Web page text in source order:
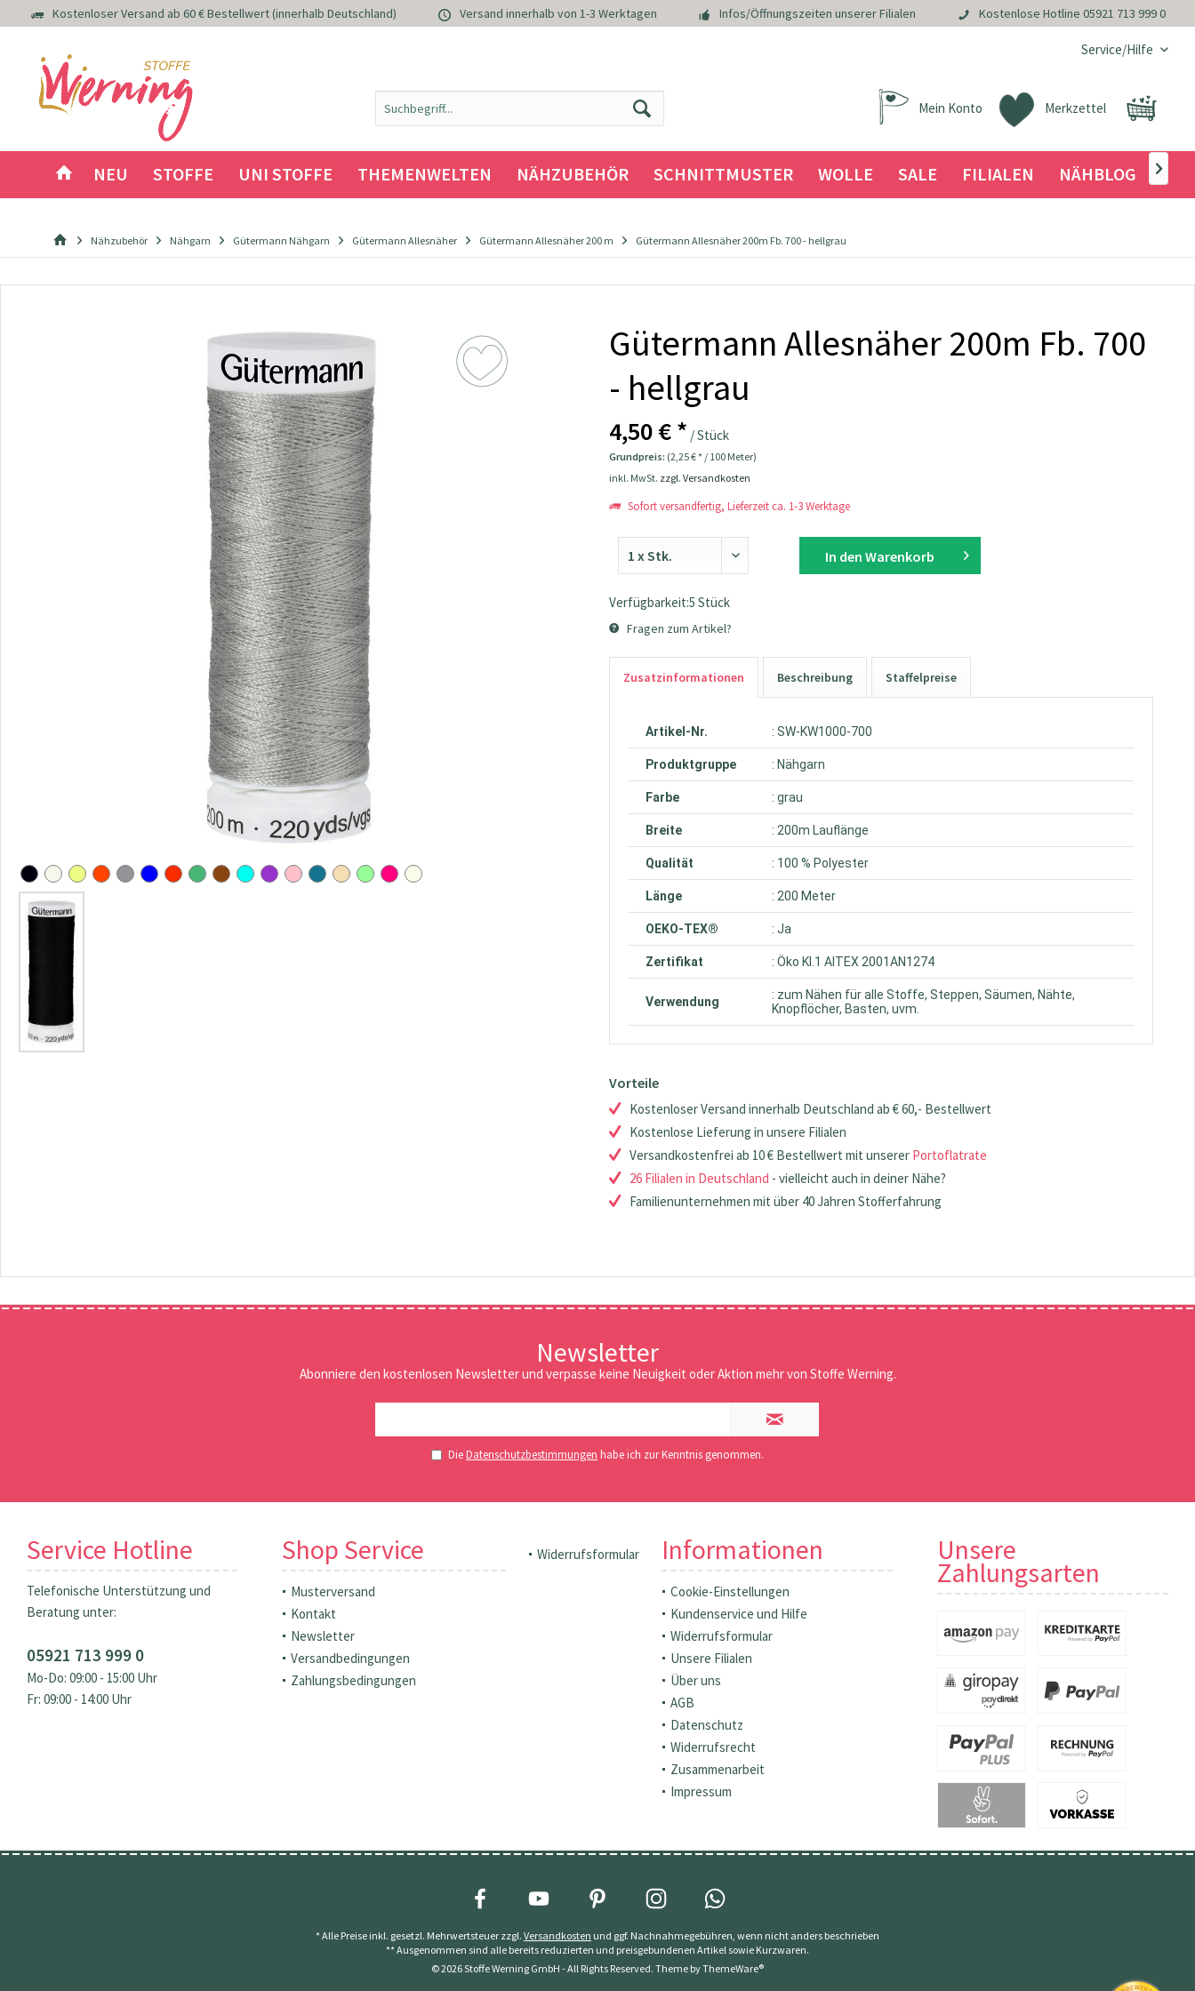
Kostenloser Versand ab 60 € Bestellwert (innerhalb Deutschland) Versand innerhalb von 1-3 Werktagen Infos/Öffnungszeiten unserer Filialen Kostenlose Hotline 05921 713 999 0
Service/Hilfe
Merkzettel
Mein Konto
NEU STOFFE UNI STOFFE THEMENWELTEN NÄHZUBEHÖR SCHNITTMUSTER WOLLE SALE FILIALEN NÄHBLOG 
Nähzubehör Nähgarn Gütermann Nähgarn Gütermann Allesnäher Gütermann Allesnäher 200 m Gütermann Allesnäher 200m Fb. 700 - hellgrau
Gütermann Allesnäher 200m Fb. 700
- hellgrau
4,50 € * / Stück
Grundpreis: (2,25 € * / 100 Meter)
inkl. MwSt. zzgl. Versandkosten
Sofort versandfertig, Lieferzeit ca. 1-3 Werktage
In den Warenkorb
Verfügbarkeit:5 Stück
Fragen zum Artikel?
Zusatzinformationen Beschreibung Staffelpreise
Artikel-Nr. : SW-KW1000-700
Produktgruppe : Nähgarn
Farbe : grau
Breite : 200m Lauflänge
Qualität : 100 % Polyester
Länge : 200 Meter
OEKO-TEX® : Ja
Zertifikat : Öko Kl.1 AITEX 2001AN1274
Verwendung
: zum Nähen für alle Stoffe, Steppen, Säumen, Nähte,
Knopflöcher, Basten, uvm.
Vorteile
Kostenloser Versand innerhalb Deutschland ab € 60,- Bestellwert
Kostenlose Lieferung in unsere Filialen
Versandkostenfrei ab 10 € Bestellwert mit unserer Portoflatrate
26 Filialen in Deutschland - vielleicht auch in deiner Nähe?
Familienunternehmen mit über 40 Jahren Stofferfahrung
Newsletter
Abonniere den kostenlosen Newsletter und verpasse keine Neuigkeit oder Aktion mehr von Stoffe Werning.
DieDatenschutzbestimmungen habe ich zur Kenntnis genommen.
Service Hotline
Telefonische Unterstützung und
Beratung unter:
05921 713 999 0
Mo-Do: 09:00 - 15:00 Uhr
Fr: 09:00 - 14:00 Uhr
Shop Service
Musterversand
Kontakt
Newsletter
Versandbedingungen
Zahlungsbedingungen
Widerrufsformular Informationen
Cookie-Einstellungen
Kundenservice und Hilfe
Widerrufsformular
Unsere Filialen
Über uns
AGB
Datenschutz
Widerrufsrecht
Zusammenarbeit
Impressum
Unsere
Zahlungsarten
* Alle Preise inkl. gesetzl. Mehrwertsteuer zzgl. Versandkosten und ggf. Nachnahmegebühren, wenn nicht anders beschrieben
** Ausgenommen sind alle bereits reduzierten und preisgebundenen Artikel sowie Kurzwaren.
© 2026 Stoffe Werning GmbH - All Rights Reserved. Theme byThemeWare®